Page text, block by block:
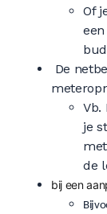
Of
De
Vb.
je
de
bij een